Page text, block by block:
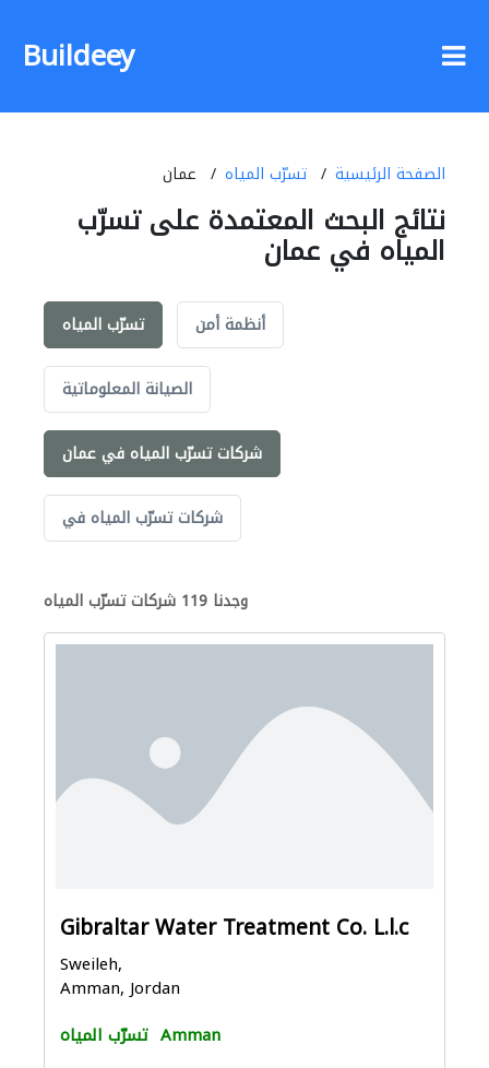
Buildeey
الصفحة الرئيسية تسرّب المياه عمان
نتائج البحث المعتمدة على تسرّب
المياه في عمان
تسرّب المياه أنظمة أمن
الصيانة المعلوماتية
شركات تسرّب المياه في عمان
شركات تسرّب المياه في
وجدنا 119 شركات تسرّب المياه
Gibraltar Water Treatment Co. L.l.c
Sweileh,
Amman, Jordan
تسرّب المياه Amman